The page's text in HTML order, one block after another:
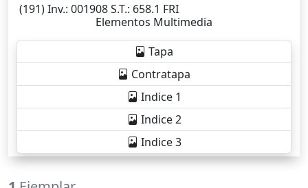
(191)Inv.: 001908S.T.: 658.1 FRI
Elementos Multimedia
Tapa
Contratapa
Indice 1
Indice 2
Indice 3